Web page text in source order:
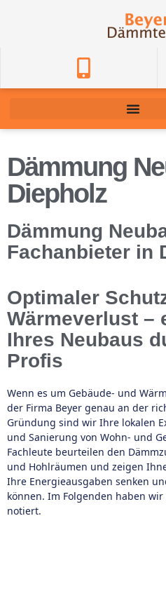
Dämmung
Diepholz
Dämmung
Fachanbieter in
Optimaler
Wärmeverlust –
Ihres Neubaus
Profis
Wenn es um Gebäude- und
der Firma Beyer genau an der
Gründung sind wir Ihre lokalen
und Sanierung von Wohn- und
Fachleute beurteilen den
und Hohlräumen und zeigen
Ihre Energieausgaben senken
können. Im Folgenden haben
notiert.